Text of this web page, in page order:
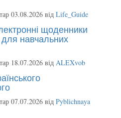
03.08.2026 від Life_Guide
щоденники
навчальних
18.07.2026 від ALEXvob
07.07.2026 від Pyblichnaya